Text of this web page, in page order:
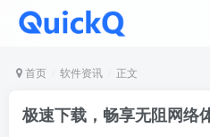
首页 软件资讯 正文
极速下载，畅享无阻网络